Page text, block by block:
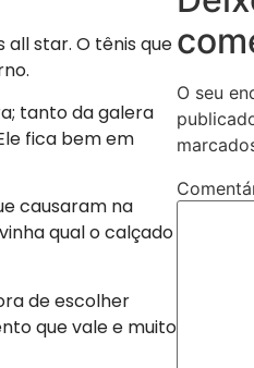
star. O tênis que
tanto da galera
fica bem em
causaram na
qual o calçado
de escolher
que vale e muito
O seu